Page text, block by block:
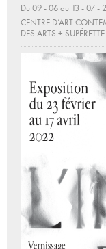
Du 09 - 06 au 13 - 07 -
CENTRE D’ART
DES ARTS + SUPÉRETTE